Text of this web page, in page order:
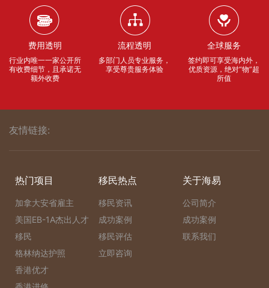
费用透明
行业内唯一一家公开所
有收费细节，且承诺无
额外收费
流程透明
多部门人员专业服务，
享受尊贵服务体验
全球服务
签约即可享受海内外，
优质资源，绝对“物”超
所值
友情链接:
热门项目
加拿大安省雇主
美国EB-1A杰出人才
移民
格林纳达护照
香港优才
移民热点
移民资讯
成功案例
移民评估
立即咨询
关于海易
公司简介
成功案例
联系我们